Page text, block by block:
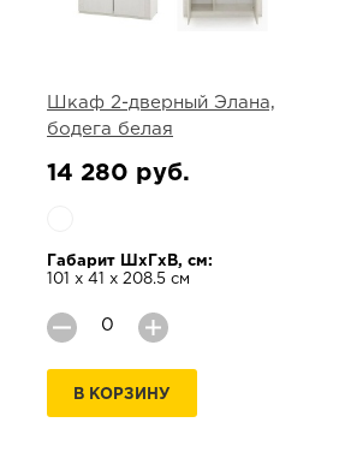
Шкаф 2-дверный Элана,
бодега белая
14 280 руб.
Габарит ШхГхВ, см:
101 х 41 х 208.5 см
В КОРЗИНУ